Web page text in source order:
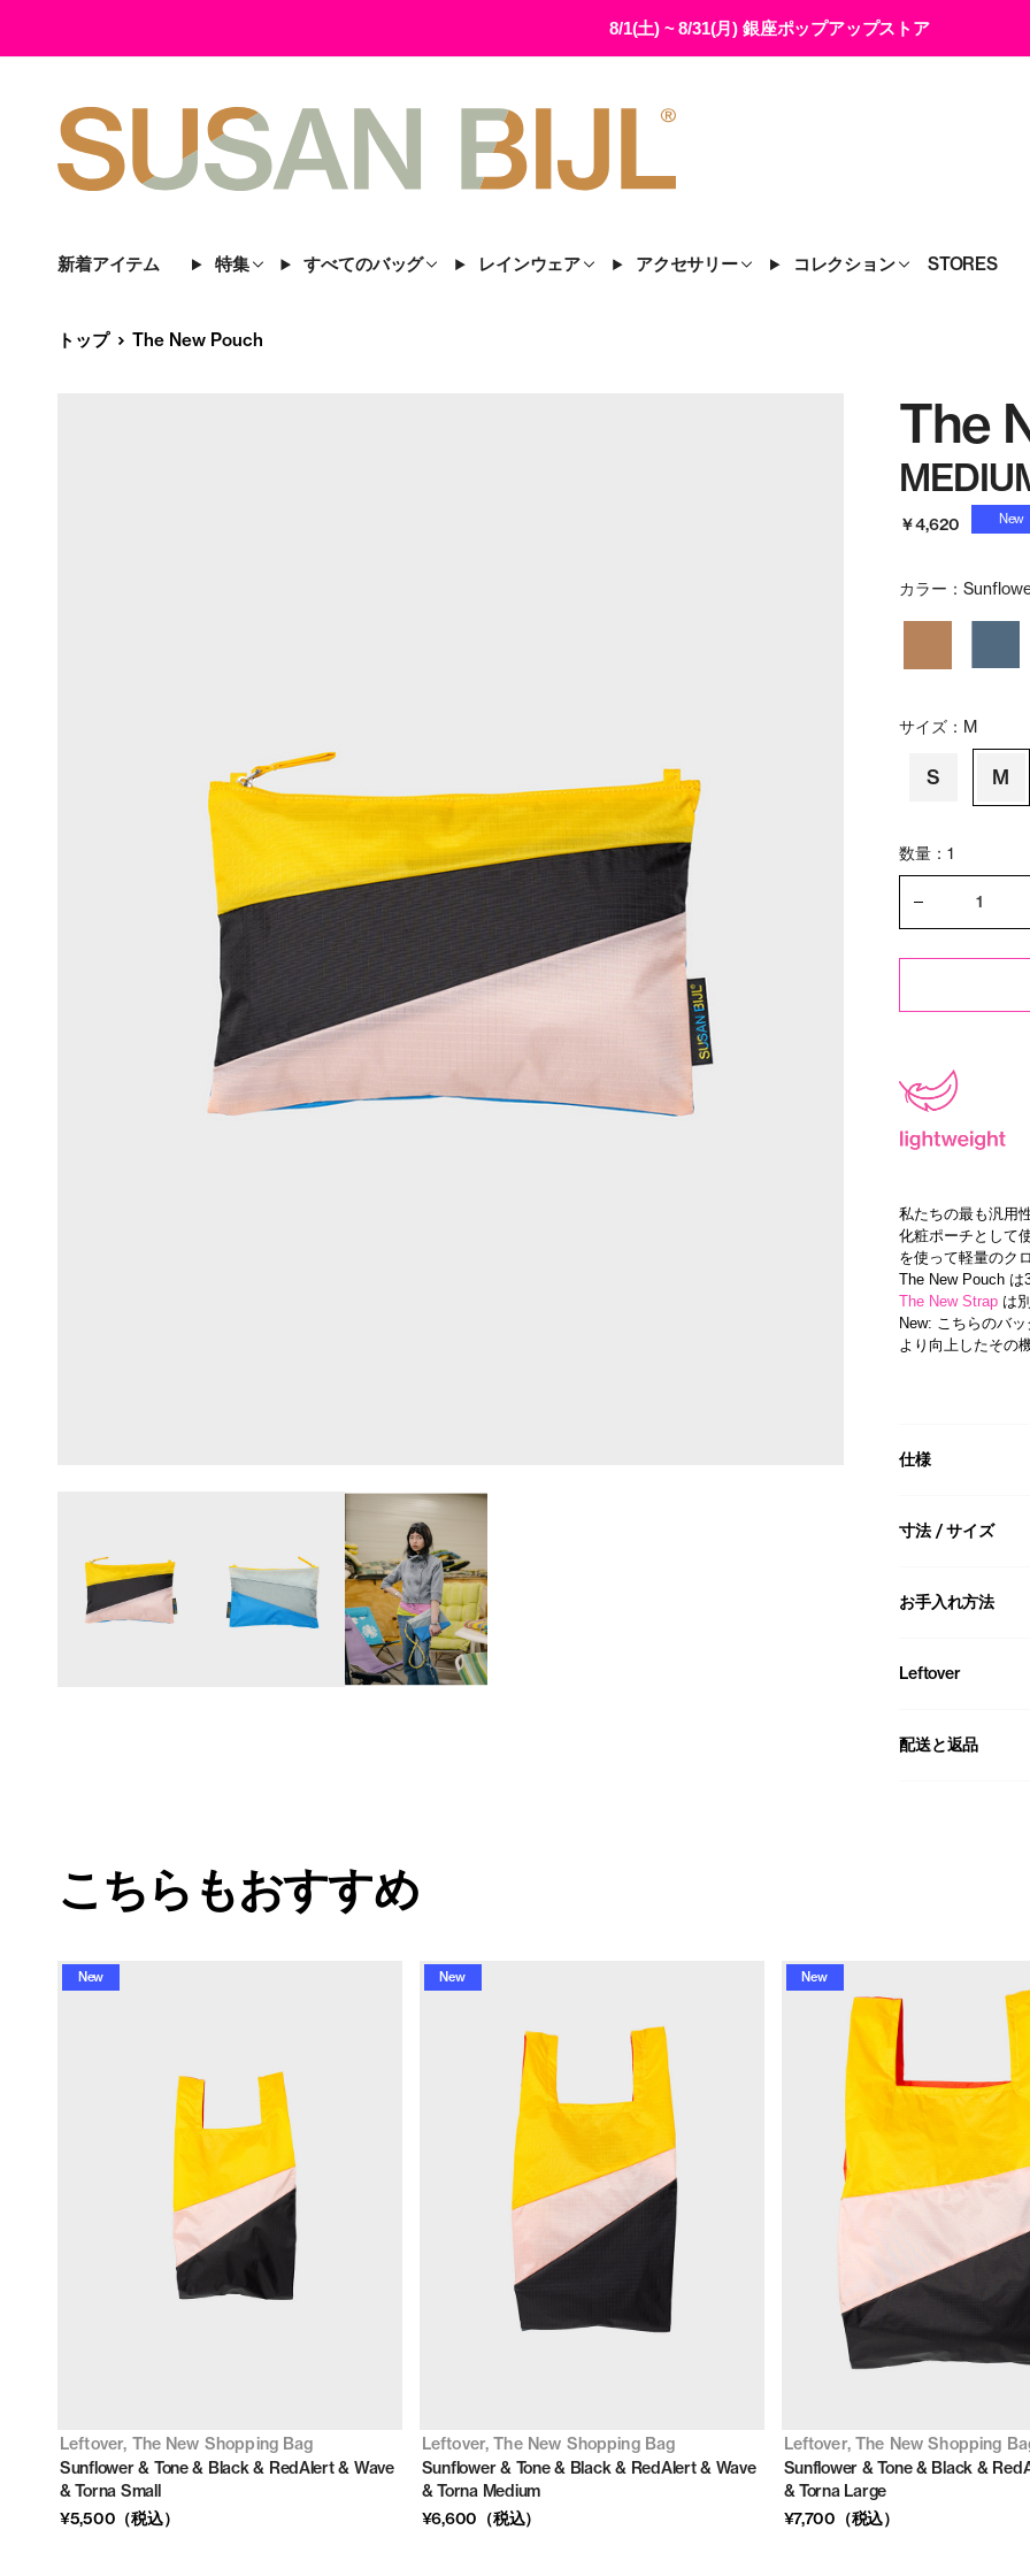
8/1(土) ~ 8/31(月) 銀座ポップアップストア
新着アイテム 特集 すべてのバッグ レインウェア アクセサリー コレクション STORES
トップ The New Pouch
The
￥4,620 New
カラー：
サイズ： M
S M
数量：1
私たちの最も汎用
化粧ポーチとして
を使って軽量のク
The New Pouch は
The New Strap は
New: こちらのバ
より向上したその
仕様
寸法 / サイズ
お手入れ方法
Leftover
配送と返品
こちらもおすすめ
New
Leftover, The New Shopping Bag
Sunflower & Tone & Black & RedAlert & Wave
& Torna Small
¥5,500（税込）
New
Leftover, The New Shopping Bag
Sunflower & Tone & Black & RedAlert & Wave
& Torna Medium
¥6,600（税込）
New
Leftover, The New Shopping
Sunflower & Tone & Black &
& Torna Large
¥7,700（税込）